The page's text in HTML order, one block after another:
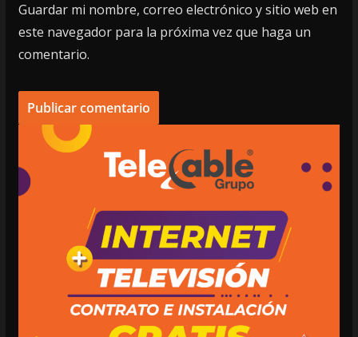
Guardar mi nombre, correo electrónico y sitio web en
este navegador para la próxima vez que haga un
comentario.